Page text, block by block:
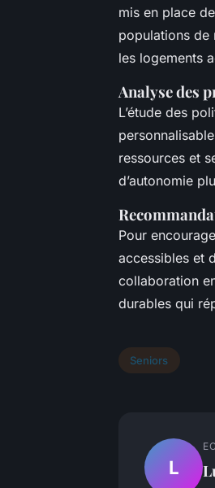
mis en place
populations de
les logements
Analyse des
L’étude des
ressources et
d’autonomie
Pour
accessibles et
collaboration
durables qui
Seniors
L